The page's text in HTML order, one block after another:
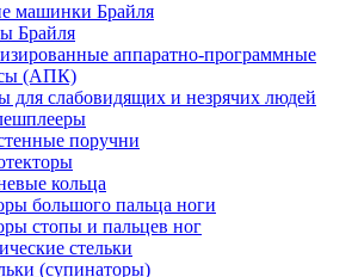
машинки Брайля
Брайля
аппаратно-программные
(АПК)
для слабовидящих и незрячих людей
поручни
кольца
большого пальца ноги
стопы и пальцев ног
стельки
(супинаторы)